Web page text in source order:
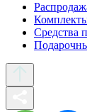
Средства